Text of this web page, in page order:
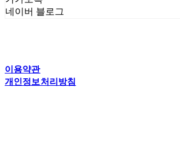
네이버 블로그
이용약관
개인정보처리방침